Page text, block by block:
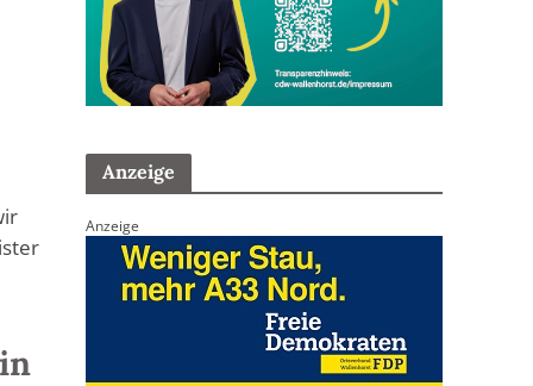
Anzeige
Anzeige